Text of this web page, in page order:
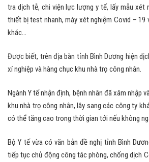
tra dịch tễ, chi viện lực lượng y tế, lấy mẫu xét
thiết bị test nhanh, máy xét nghiệm Covid –
khác...
Được biết, trên địa bàn tỉnh Bình Dương hiện
xí nghiệp và hàng chục khu nhà trọ công nhân.
Ngành Y tế nhận định, bệnh nhân đã xâm nhập
khu nhà trọ công nhân, lây sang các công ty
có thể tăng cao trong thời gian tới nếu không
Bộ Y tế vừa có văn bản đề nghị tỉnh Bình
tiếp tục chủ động công tác phòng, chống dịch